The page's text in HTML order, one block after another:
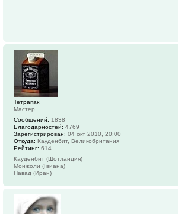
Тетрапак
Мастер
Сообщений: 1838
Благодарностей: 4769
Зарегистрирован: 04 окт 2010, 20:00
Откуда: Кауденбит, Великобритания
Рейтинг: 614
Кауденбит (Шотландия)
Монжоли (Гвиана)
Навад (Иран)